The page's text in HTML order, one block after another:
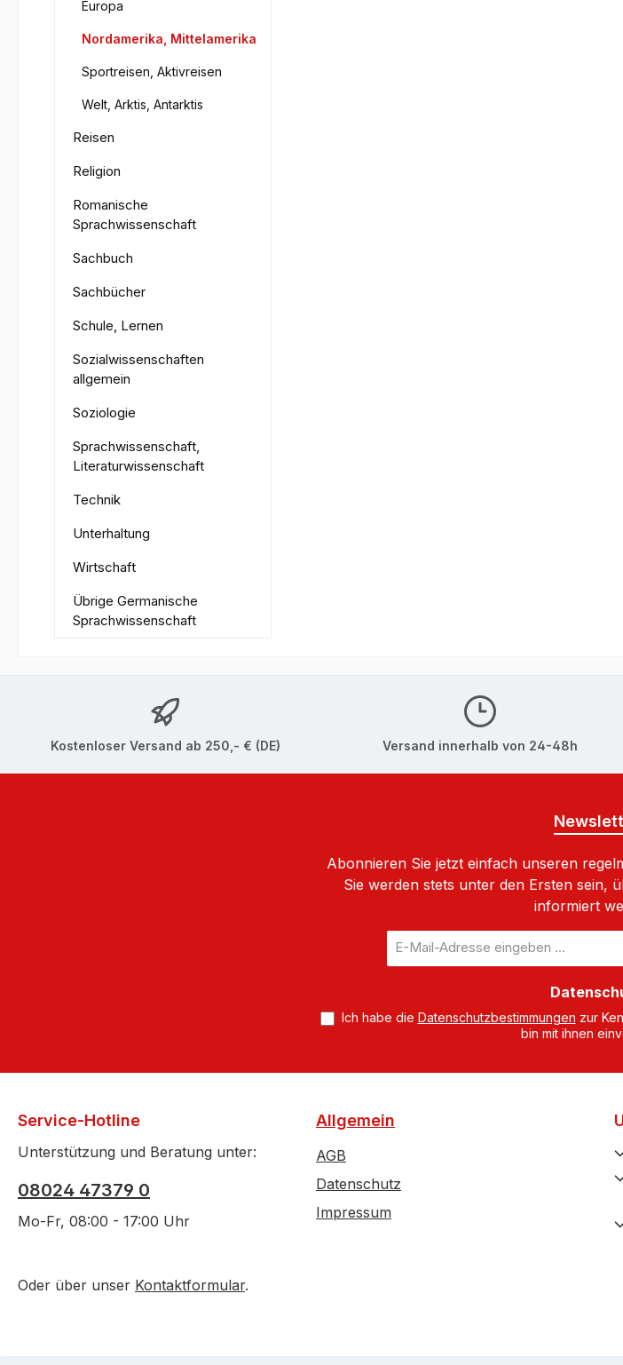
Europa
Nordamerika, Mittelamerika
Sportreisen, Aktivreisen
Welt, Arktis, Antarktis
Reisen
Religion
Romanische
Sprachwissenschaft
Sachbuch
Sachbücher
Schule, Lernen
Sozialwissenschaften
allgemein
Soziologie
Sprachwissenschaft,
Literaturwissenschaft
Technik
Unterhaltung
Wirtschaft
Übrige Germanische
Sprachwissenschaft
Kostenloser Versand ab 250,- € (DE) Versand innerhalb von 24-48h
Abonnieren Sie jetzt einfach unseren
Sie werden stets unter den Ersten sein,
informiert
Mail-
Adresse
Ich habe die Datenschutzbestimmungen zur
bin mit ihnen
Service-Hotline
Unterstützung und Beratung unter:
08024 47379 0
Mo-Fr, 08:00 - 17:00 Uhr
Oder über unser Kontaktformular.
Allgemein
AGB
Datenschutz
Impressum